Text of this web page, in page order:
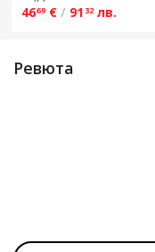
4669 € / 9132 лв.
Ревюта